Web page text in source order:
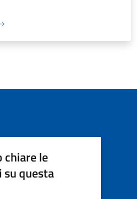
chiare le
questa